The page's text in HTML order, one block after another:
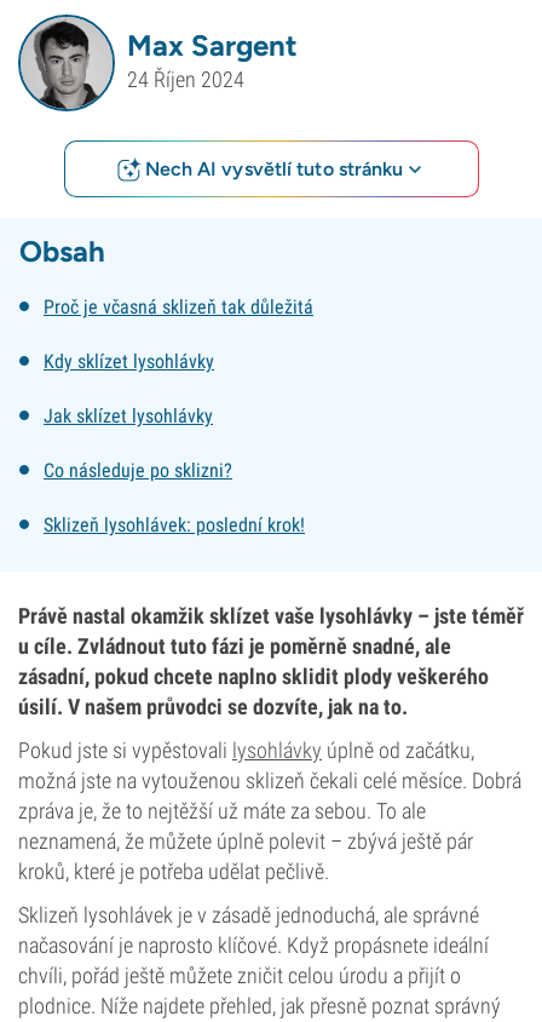
Max Sargent
24 Říjen 2024
Nech AI vysvětlí tuto stránku
Obsah
Proč je včasná sklizeň tak důležitá
Kdy sklízet lysohlávky
Jak sklízet lysohlávky
Co následuje po sklizni?
Sklizeň lysohlávek: poslední krok!
Právě nastal okamžik sklízet vaše lysohlávky – jste téměř
u cíle. Zvládnout tuto fázi je poměrně snadné, ale
zásadní, pokud chcete naplno sklidit plody veškerého
úsilí. V našem průvodci se dozvíte, jak na to.
Pokud jste si vypěstovali lysohlávky úplně od začátku,
možná jste na vytouženou sklizeň čekali celé měsíce. Dobrá
zpráva je, že to nejtěžší už máte za sebou. To ale
neznamená, že můžete úplně polevit – zbývá ještě pár
kroků, které je potřeba udělat pečlivě.
Sklizeň lysohlávek je v zásadě jednoduchá, ale správné
načasování je naprosto klíčové. Když propásnete ideální
chvíli, pořád ještě můžete zničit celou úrodu a přijít o
plodnice. Níže najdete přehled, jak přesně poznat správný